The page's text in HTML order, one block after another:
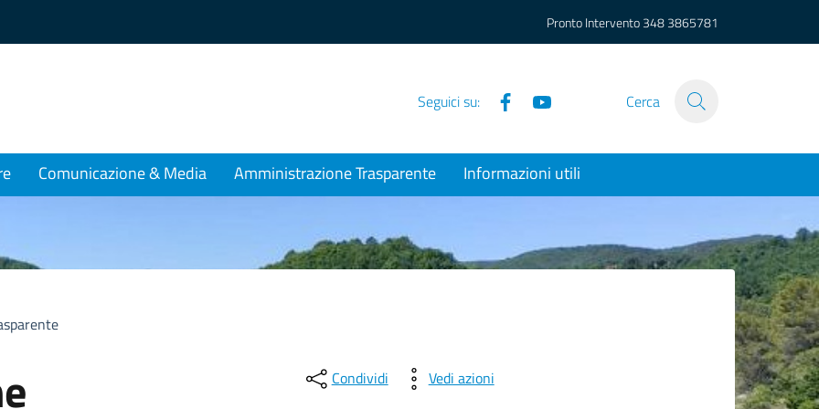
Pronto Intervento348 3865781
Seguici su: Facebook Cerca
Comunicazione & Media Amministrazione Trasparente Informazioni utili
Condividi Vedi azioni